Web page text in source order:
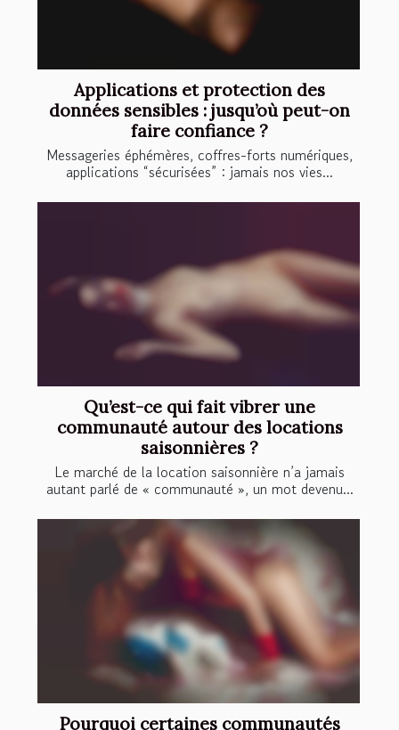
Applications et protection des
données sensibles : jusqu’où peut-on
faire confiance ?
Messageries éphémères, coffres-forts numériques,
applications “sécurisées” : jamais nos vies...
Qu’est-ce qui fait vibrer une
communauté autour des locations
saisonnières ?
Le marché de la location saisonnière n’a jamais
autant parlé de « communauté », un mot devenu...
Pourquoi certaines communautés